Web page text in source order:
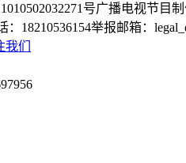
号广播电视节目
18210536154举报邮箱：
我们